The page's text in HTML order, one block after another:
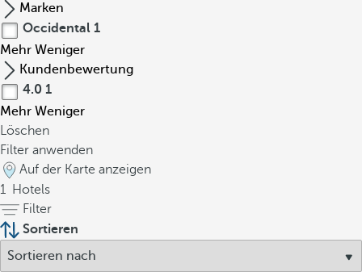
Marken
Occidental 1
Mehr Weniger
Kundenbewertung
4.0 1
Mehr Weniger
Löschen
Filter anwenden
Auf der Karte anzeigen
1 Hotels
Filter
Sortieren